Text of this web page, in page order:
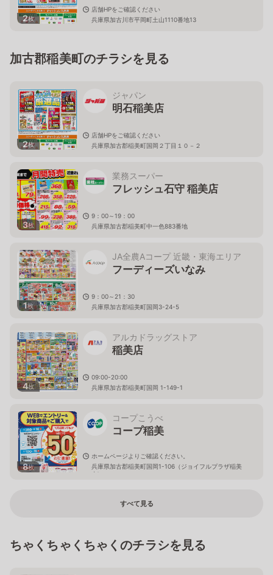
2枚
店舗HPをご確認ください
兵庫県加古川市平岡町土山1110番地13
加古郡稲美町のチラシを見る
2枚
ジャパン
明石稲美店
店舗HPをご確認ください
兵庫県加古郡稲美町国岡２丁目１０－２
3枚
業務スーパー
フレッシュ石守 稲美店
9：00～19：00
兵庫県加古郡稲美町中一色883番地
1枚
JA全農Aコープ 近畿・東海エリア
フーディーズいなみ
9：00～21：30
兵庫県加古郡稲美町国岡3-24-5
4枚
アルカドラッグストア
稲美店
09:00-20:00
兵庫県加古郡稲美町国岡 1-149-1
8枚
コープこうべ
コープ稲美
ホームページよりご確認ください。
兵庫県加古郡稲美町国岡1-106（ジョイフルプラザ稲美
内)
すべて見る
ちゃくちゃくちゃくのチラシを見る